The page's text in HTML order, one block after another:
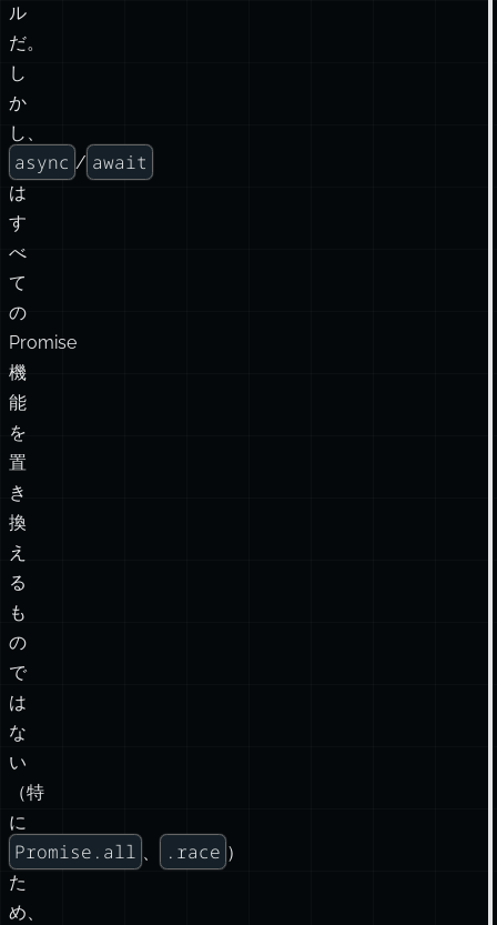
ル
だ。
し
か
し、
async / await
は
す
べ
て
の
Promise
機
能
を
置
き
換
え
る
も
の
で
は
な
い
（特
に
Promise.all .race ）
た
め、